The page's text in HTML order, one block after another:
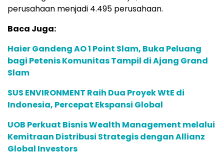
perusahaan menjadi 4.495 perusahaan.
Baca Juga:
Haier Gandeng AO 1 Point Slam, Buka Peluang
bagi Petenis Komunitas Tampil di Ajang Grand
Slam
SUS ENVIRONMENT Raih Dua Proyek WtE di
Indonesia, Percepat Ekspansi Global
UOB Perkuat Bisnis Wealth Management melalui
Kemitraan Distribusi Strategis dengan Allianz
Global Investors